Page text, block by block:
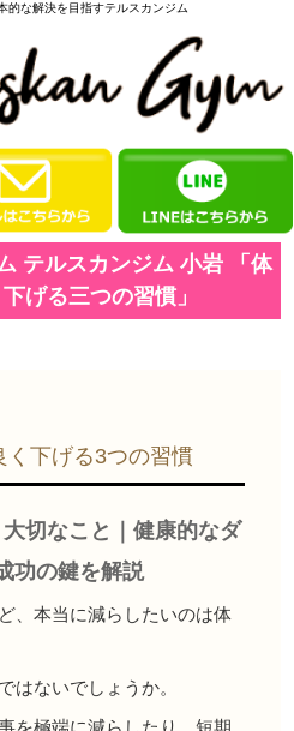
的な解決を目指すテルスカンジム
テルスカンジム 小岩 「体
げる三つの習慣」
く下げる3つの習慣
切なこと｜健康的なダ
功の鍵を解説
、本当に減らしたいのは体
はないでしょうか。